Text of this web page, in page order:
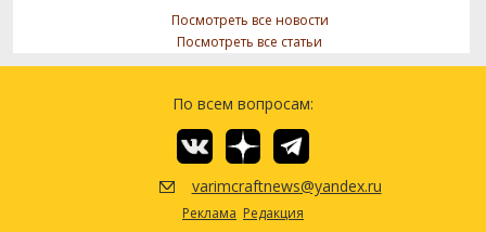
Посмотреть все новости
Посмотреть все статьи
По всем вопросам:
varimcraftnews@yandex.ru
Реклама Редакция